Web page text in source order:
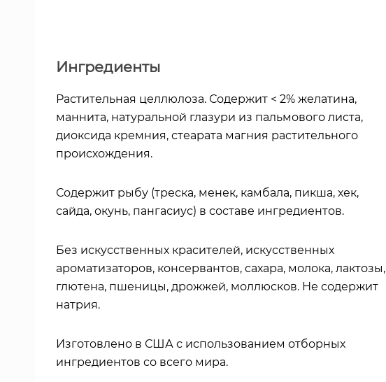
Ингредиенты
Растительная целлюлоза. Содержит < 2% желатина,
маннита, натуральной глазури из пальмового листа,
диоксида кремния, стеарата магния растительного
происхождения.
Содержит рыбу (треска, менек, камбала, пикша, хек,
сайда, окунь, пангасиус) в составе ингредиентов.
Без искусственных красителей, искусственных
ароматизаторов, консервантов, сахара, молока, лактозы,
глютена, пшеницы, дрожжей, моллюсков. Не содержит
натрия.
Изготовлено в США с использованием отборных
ингредиентов со всего мира.